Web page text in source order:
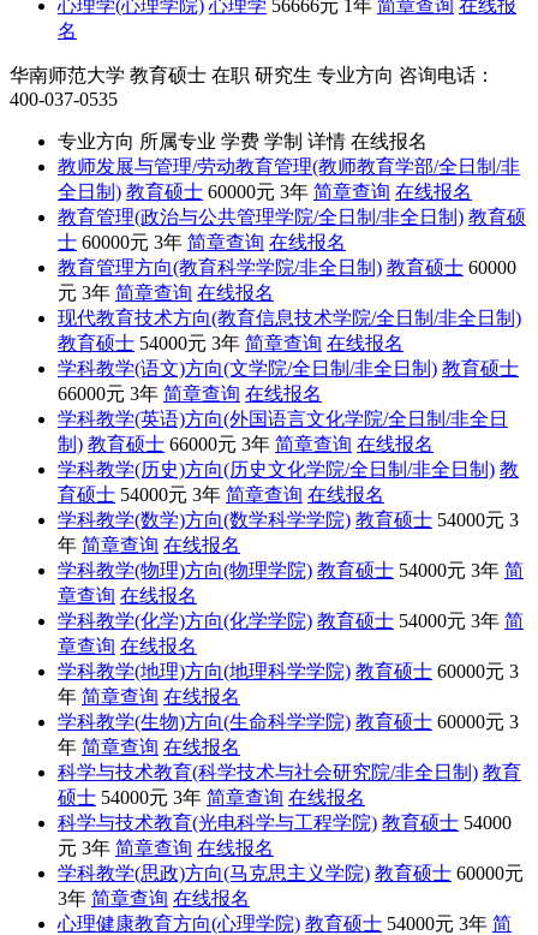
心理学(心理学院) 心理学 56666元 1年 简章查询 在线报
名
华南师范大学 教育硕士 在职 研究生 专业方向 咨询电话：
400-037-0535
专业方向 所属专业 学费 学制 详情 在线报名
教师发展与管理/劳动教育管理(教师教育学部/全日制/非
全日制) 教育硕士 60000元 3年 简章查询 在线报名
教育管理(政治与公共管理学院/全日制/非全日制) 教育硕
士 60000元 3年 简章查询 在线报名
教育管理方向(教育科学学院/非全日制) 教育硕士 60000
元 3年 简章查询 在线报名
现代教育技术方向(教育信息技术学院/全日制/非全日制)
教育硕士 54000元 3年 简章查询 在线报名
学科教学(语文)方向(文学院/全日制/非全日制) 教育硕士
66000元 3年 简章查询 在线报名
学科教学(英语)方向(外国语言文化学院/全日制/非全日
制) 教育硕士 66000元 3年 简章查询 在线报名
学科教学(历史)方向(历史文化学院/全日制/非全日制) 教
育硕士 54000元 3年 简章查询 在线报名
学科教学(数学)方向(数学科学学院) 教育硕士 54000元 3
年 简章查询 在线报名
学科教学(物理)方向(物理学院) 教育硕士 54000元 3年 简
章查询 在线报名
学科教学(化学)方向(化学学院) 教育硕士 54000元 3年 简
章查询 在线报名
学科教学(地理)方向(地理科学学院) 教育硕士 60000元 3
年 简章查询 在线报名
学科教学(生物)方向(生命科学学院) 教育硕士 60000元 3
年 简章查询 在线报名
科学与技术教育(科学技术与社会研究院/非全日制) 教育
硕士 54000元 3年 简章查询 在线报名
科学与技术教育(光电科学与工程学院) 教育硕士 54000
元 3年 简章查询 在线报名
学科教学(思政)方向(马克思主义学院) 教育硕士 60000元
3年 简章查询 在线报名
心理健康教育方向(心理学院) 教育硕士 54000元 3年 简